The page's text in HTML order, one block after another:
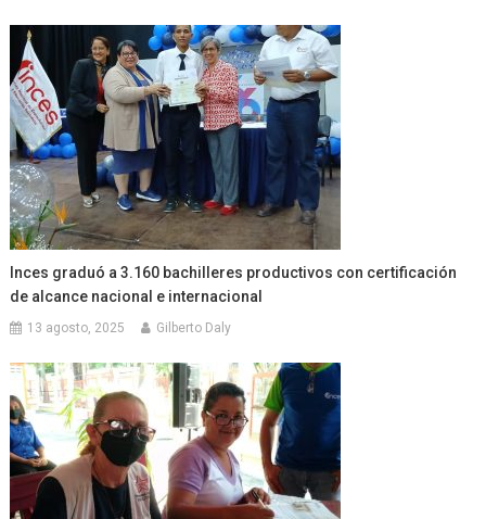
Inces graduó a 3.160 bachilleres productivos con certificación
de alcance nacional e internacional
13 agosto, 2025 Gilberto Daly